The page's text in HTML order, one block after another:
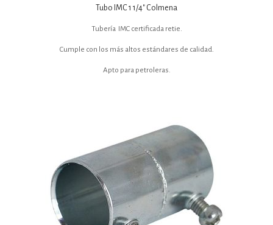
Tubo IMC 1 1/4″ Colmena
Tubería IMC certificada retie.
Cumple con los más altos estándares de calidad.
Apto para petroleras.